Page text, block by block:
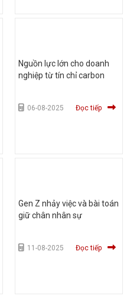
Nguồn lực lớn cho doanh
nghiệp từ tín chỉ carbon
06-08-2025 Đọc tiếp
Gen Z nhảy việc và bài toán
giữ chân nhân sự
11-08-2025 Đọc tiếp